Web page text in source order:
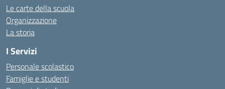
Le carte della scuola
Organizzazione
La storia
I Servizi
Personale scolastico
Famiglie e studenti